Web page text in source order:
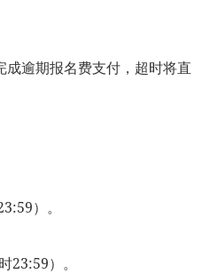
成逾期报名费支付，超时将直
）。
23:59）。